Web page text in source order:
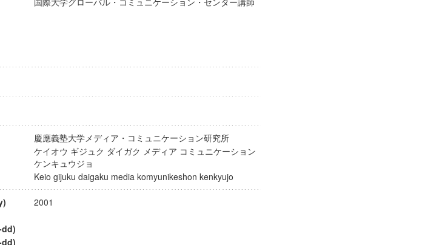
慶應義塾大学メディア・コミュニケーション研究所
ケイオウ ギジュク ダイガク メディア コミュニケーション
ケンキュウジョ
Keio gijuku daigaku media komyunikeshon kenkyujo
2001
dd)
dd)